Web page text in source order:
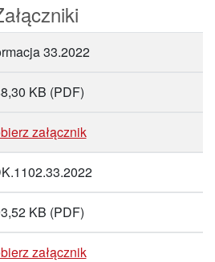
33.2022
KB (PDF)
załącznik
KB (PDF)
załącznik